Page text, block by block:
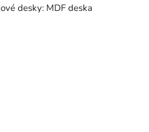
desky: MDF deska